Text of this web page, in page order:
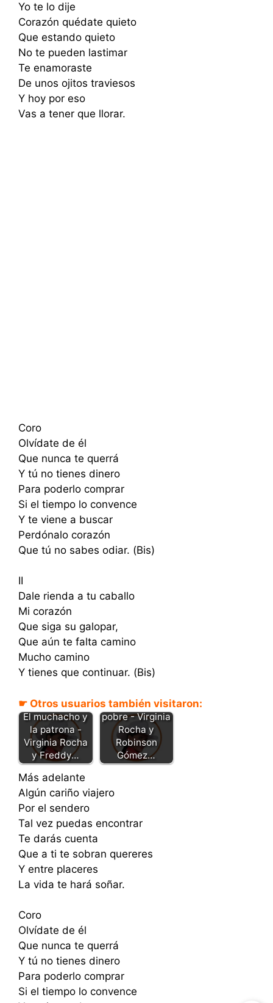
Yo te lo dije
Corazón quédate quieto
Que estando quieto
No te pueden lastimar
Te enamoraste
De unos ojitos traviesos
Y hoy por eso
Vas a tener que llorar.
Coro
Olvídate de él
Que nunca te querrá
Y tú no tienes dinero
Para poderlo comprar
Si el tiempo lo convence
Y te viene a buscar
Perdónalo corazón
Que tú no sabes odiar. (Bis)
II
Dale rienda a tu caballo
Mi corazón
Que siga su galopar,
Que aún te falta camino
Mucho camino
Y tienes que continuar. (Bis)
☛ Otros usuarios también visitaron:
El muchacho y
la patrona -
Virginia Rocha
y Freddy…
El rico y la
pobre - Virginia
Rocha y
Robinson
Gómez…
Más adelante
Algún cariño viajero
Por el sendero
Tal vez puedas encontrar
Te darás cuenta
Que a ti te sobran quereres
Y entre placeres
La vida te hará soñar.
Coro
Olvídate de él
Que nunca te querrá
Y tú no tienes dinero
Para poderlo comprar
Si el tiempo lo convence